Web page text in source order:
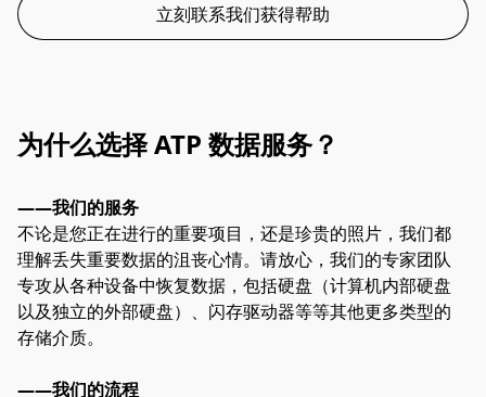
立刻联系我们获得帮助
为什么选择 ATP 数据服务？
——我们的服务
不论是您正在进行的重要项目，还是珍贵的照片，我们都
理解丢失重要数据的沮丧心情。请放心，我们的专家团队
专攻从各种设备中恢复数据，包括硬盘（计算机内部硬盘
以及独立的外部硬盘）、闪存驱动器等等其他更多类型的
存储介质。
——我们的流程